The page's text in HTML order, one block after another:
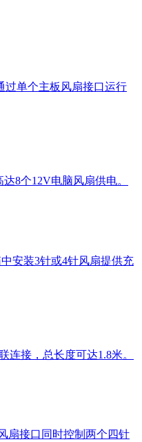
过单个主板风扇接口运行
8个12V电脑风扇供电。
安装3针或4针风扇提供充
连接，总长度可达1.8米。
扇接口同时控制两个四针